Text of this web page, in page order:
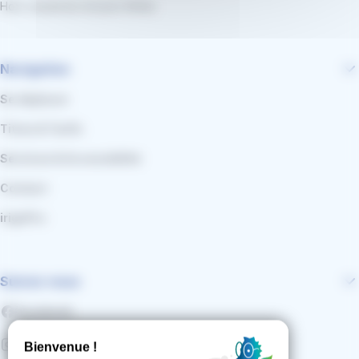
Hors vacances et jours fériés
Navigation
Se déplacer
Titres & Tarifs
Services & Accessibilité
Contact
irigoPro
Suivez-nous
Facebook
Instagram